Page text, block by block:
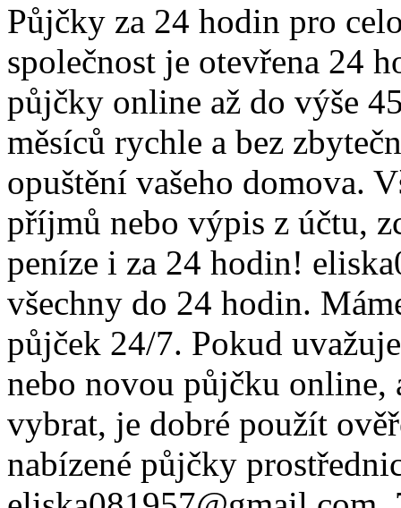
Půjčky za 24 hodin pro
společnost je otevřena 24
půjčky online až do výše
měsíců rychle a bez
opuštění vašeho domova.
příjmů nebo výpis z účtu,
peníze i za 24 hodin!
všechny do 24 hodin.
půjček 24/7. Pokud
nebo novou půjčku online,
vybrat, je dobré použít
nabízené půjčky